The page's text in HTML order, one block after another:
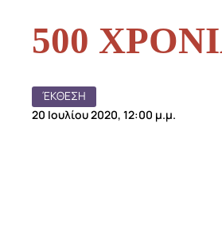
500
ΈΚΘΕΣΗ
20 Ιουλίου 2020, 12:00 μ.μ.